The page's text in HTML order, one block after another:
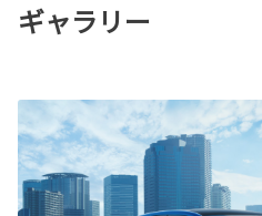
ギャラリー